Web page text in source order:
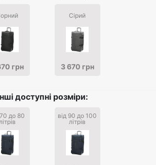
грн
Сірий
3 670 грн
доступні розміри:
70 до 80
від 90 до 100
літрів